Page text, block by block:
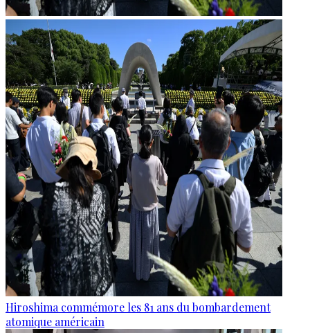
Hiroshima commémore les 81 ans du bombardement
atomique américain